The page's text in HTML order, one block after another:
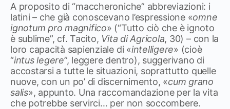
A proposito di “maccheroniche” abbreviazioni: i
latini – che già conoscevano l’espressione «omne
ignotum pro magnifico» (“Tutto ciò che è ignoto
è sublime”, cf. Tacito, Vita di Agricola, 30) – con la
loro capacità sapienziale di «intelligere» (cioè
“intus legere”, leggere dentro), suggerivano di
accostarsi a tutte le situazioni, soprattutto quelle
nuove, con un po’ di discernimento, «cum grano
salis», appunto. Una raccomandazione per la vita
che potrebbe servirci… per non soccombere.